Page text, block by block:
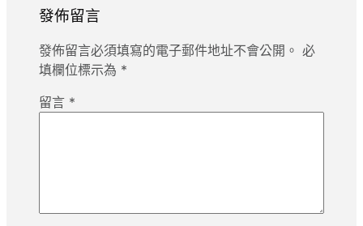
發佈留言
發佈留言必須填寫的電子郵件地址不會公開。 必
填欄位標示為 *
留言 *